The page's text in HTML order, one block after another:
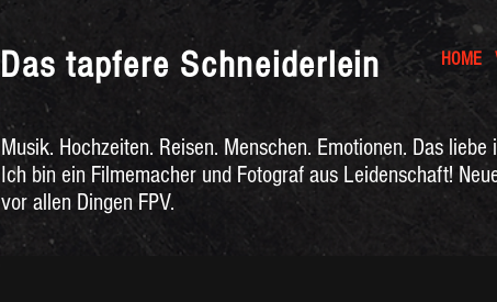
Das tapfere Schneiderlein HOME
Musik. Hochzeiten. Reisen. Menschen. Emotionen. Das
Ich bin ein Filmemacher und Fotograf aus Leidenschaft!
vor allen Dingen FPV.